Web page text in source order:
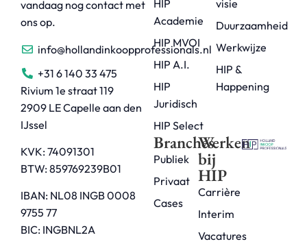
vandaag nog contact met
ons op.
info@hollandinkoopprofessionals.nl
+31 6 140 33 475
Rivium 1e straat 119
2909 LE Capelle aan den
IJssel
KVK: 74091301
BTW: 859769239B01
IBAN: NL08 INGB 0008
9755 77
BIC: INGBNL2A
HIP
Academie
HIP MVOI
HIP A.I.
HIP
Juridisch
HIP Select
visie
Duurzaamheid
Werkwijze
HIP &
Happening
Branches
Publiek
Privaat
Cases
Werken
bij
HIP
Carrière
Interim
Vacatures